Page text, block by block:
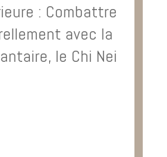
: Combattre
avec la
le Chi Nei